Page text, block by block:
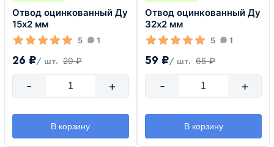
Отвод оцинкованный Ду
15х2 мм
5 1
26 ₽/ шт. 29 ₽
- +
В корзину
Отвод оцинкованный Ду
32х2 мм
5 1
59 ₽/ шт. 65 ₽
- +
В корзину